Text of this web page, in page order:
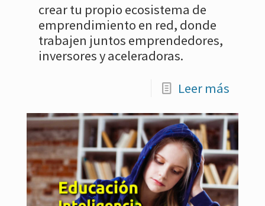
crear tu propio ecosistema de
emprendimiento en red, donde
trabajen juntos emprendedores,
inversores y aceleradoras.
Leer más